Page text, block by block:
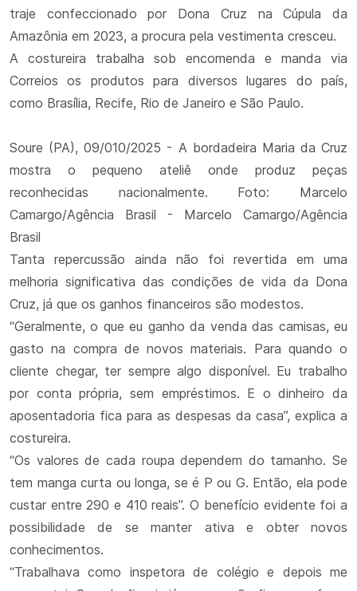
traje confeccionado por Dona Cruz na Cúpula da
Amazônia em 2023, a procura pela vestimenta cresceu.
A costureira trabalha sob encomenda e manda via
Correios os produtos para diversos lugares do país,
como Brasília, Recife, Rio de Janeiro e São Paulo.
Soure (PA), 09/010/2025 - A bordadeira Maria da Cruz
mostra o pequeno ateliê onde produz peças
reconhecidas nacionalmente. Foto: Marcelo
Camargo/Agência Brasil - Marcelo Camargo/Agência
Brasil
Tanta repercussão ainda não foi revertida em uma
melhoria significativa das condições de vida da Dona
Cruz, já que os ganhos financeiros são modestos.
“Geralmente, o que eu ganho da venda das camisas, eu
gasto na compra de novos materiais. Para quando o
cliente chegar, ter sempre algo disponível. Eu trabalho
por conta própria, sem empréstimos. E o dinheiro da
aposentadoria fica para as despesas da casa”, explica a
costureira.
“Os valores de cada roupa dependem do tamanho. Se
tem manga curta ou longa, se é P ou G. Então, ela pode
custar entre 290 e 410 reais”. O benefício evidente foi a
possibilidade de se manter ativa e obter novos
conhecimentos.
“Trabalhava como inspetora de colégio e depois me